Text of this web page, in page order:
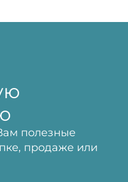
полезные
продаже или